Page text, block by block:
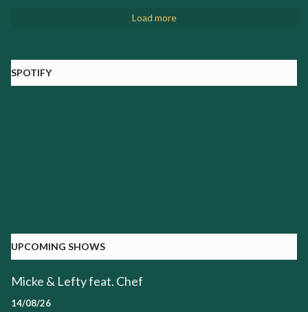
Load more
SPOTIFY
UPCOMING SHOWS
Micke & Lefty feat. Chef
14/08/26